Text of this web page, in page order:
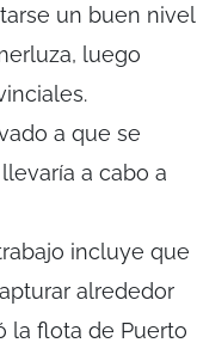
un buen nivel
luego
a que se
a cabo a
incluye que
alrededor
la flota de Puerto